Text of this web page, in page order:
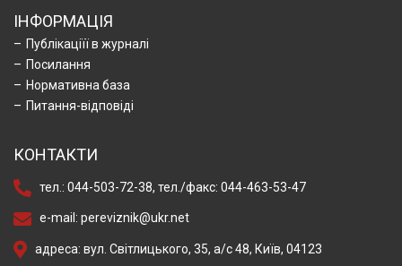
ІНФОРМАЦІЯ
Публікаціїї в журналі
Посилання
Нормативна база
Питання-відповіді
КОНТАКТИ
тел.: 044-503-72-38, тел./факс: 044-463-53-47
e-mail: pereviznik@ukr.net
адреса: вул. Світлицького, 35, а/с 48, Київ, 04123